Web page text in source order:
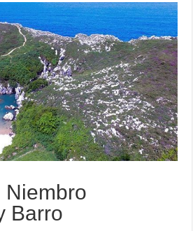
Niembro
Barro